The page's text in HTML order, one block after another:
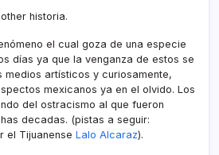
historia.
el cual goza de una especie
dí­as ya que la venganza de estos se
medios artí­sticos y curiosamente,
mexicanos ya en el olvido. Los
del ostracismo al que fueron
decadas. (pistas a seguir:
el Tijuanense Lalo Alcaraz).